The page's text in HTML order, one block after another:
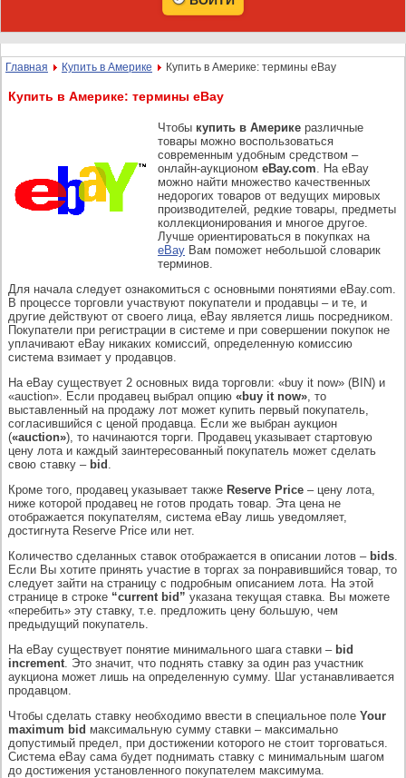
Главная Купить в Америке Купить в Америке: термины eBay
Купить в Америке: термины eBay
Чтобы купить в Америке различные
товары можно воспользоваться
современным удобным средством –
онлайн-аукционом eBay.com. На eBay
можно найти множество качественных
недорогих товаров от ведущих мировых
производителей, редкие товары, предметы
коллекционирования и многое другое.
Лучше ориентироваться в покупках на
eBay Вам поможет небольшой словарик
терминов.
Для начала следует ознакомиться с основными понятиями eBay.com.
В процессе торговли участвуют покупатели и продавцы – и те, и
другие действуют от своего лица, eBay является лишь посредником.
Покупатели при регистрации в системе и при совершении покупок не
уплачивают eBay никаких комиссий, определенную комиссию
система взимает у продавцов.
На eBay существует 2 основных вида торговли: «buy it now» (BIN) и
«auction». Если продавец выбрал опцию «buy it now», то
выставленный на продажу лот может купить первый покупатель,
согласившийся с ценой продавца. Если же выбран аукцион
(«auction»), то начинаются торги. Продавец указывает стартовую
цену лота и каждый заинтересованный покупатель может сделать
свою ставку – bid .
Кроме того, продавец указывает также Reserve Price – цену лота,
ниже которой продавец не готов продать товар. Эта цена не
отображается покупателям, система eBay лишь уведомляет,
достигнута Reserve Price или нет.
Количество сделанных ставок отображается в описании лотов – bids.
Если Вы хотите принять участие в торгах за понравившийся товар, то
следует зайти на страницу с подробным описанием лота. На этой
странице в строке “current bid” указана текущая ставка. Вы можете
«перебить» эту ставку, т.е. предложить цену большую, чем
предыдущий покупатель.
На eBay существует понятие минимального шага ставки – bid
increment. Это значит, что поднять ставку за один раз участник
аукциона может лишь на определенную сумму. Шаг устанавливается
продавцом.
Чтобы сделать ставку необходимо ввести в специальное поле Your
maximum bid максимальную сумму ставки – максимально
допустимый предел, при достижении которого не стоит торговаться.
Система eBay сама будет поднимать ставку с минимальным шагом
до достижения установленного покупателем максимума.